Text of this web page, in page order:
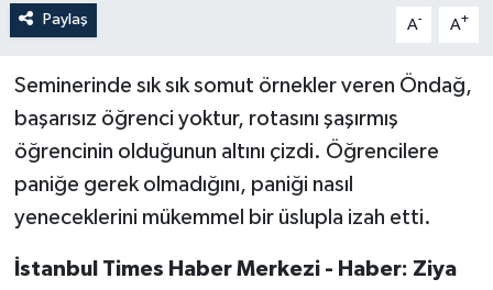
Paylaş A- A+
Seminerinde sık sık somut örnekler veren Öndağ,
başarısız öğrenci yoktur, rotasını şaşırmış
öğrencinin olduğunun altını çizdi. Öğrencilere
paniğe gerek olmadığını, paniği nasıl
yeneceklerini mükemmel bir üslupla izah etti.
İstanbul Times Haber Merkezi - Haber: Ziya